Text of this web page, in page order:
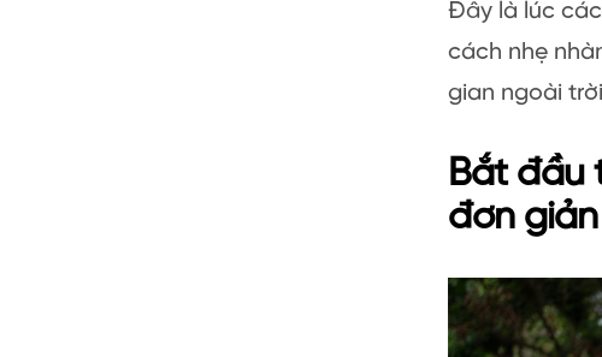
Đây là lúc các
cách nhẹ
gian ngoài
Bắt đầu
đơn giản